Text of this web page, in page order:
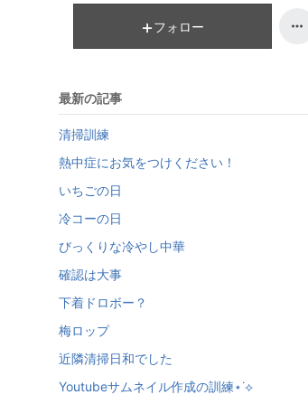
フォロー
最新の記事
清掃訓練
熱中症にお気をつけください！
いちごの日
冷コーの日
びっくりな冷やし中華
確認は大事
下着ドロボー？
梅ロップ
近隣清掃日和でした
Youtubeサムネイル作成の訓練⋆˙⟡